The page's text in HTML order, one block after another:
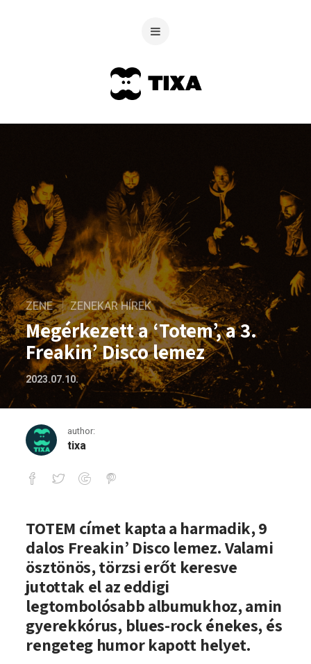
ZENE ZENEKAR HÍREK
Megérkezett a ‘Totem’, a 3.
Freakin’ Disco lemez
2023.07.10.
author:
tixa
Megérkezett a ‘Totem’, a 3. Freakin’
TOTEM címet kapta a harmadik, 9
dalos Freakin’ Disco lemez. Valami
ösztönös, törzsi erőt keresve
jutottak el az eddigi
legtombolósabb albumukhoz, amin
gyerekkórus, blues-rock énekes, és
rengeteg humor kapott helyet.